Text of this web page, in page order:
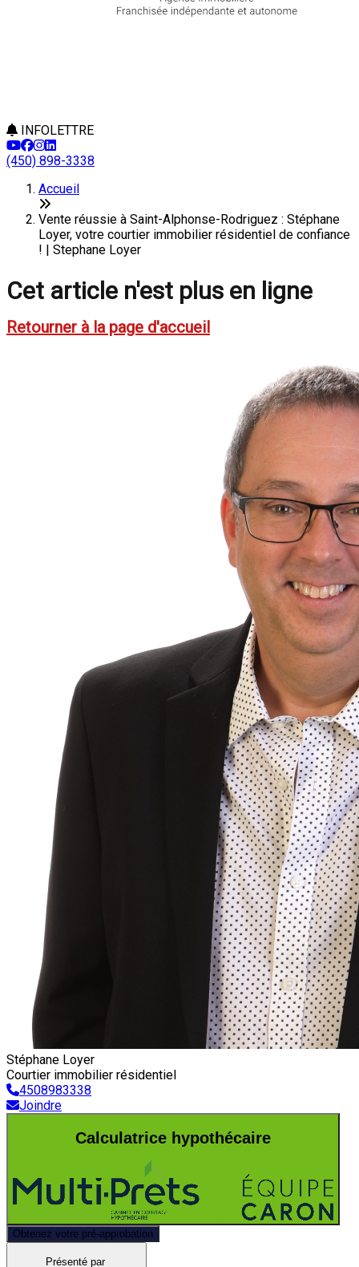
INFOLETTRE
(450) 898-3338
Accueil
Vente réussie à Saint-Alphonse-Rodriguez : Stéphane
Loyer, votre courtier immobilier résidentiel de confiance
! | Stephane Loyer
Cet article n'est plus en ligne
Retourner à la page d'accueil
Stéphane Loyer
Courtier immobilier résidentiel
4508983338
Joindre
Calculatrice hypothécaire
Obtenez votre pré-approbation
Présenté par